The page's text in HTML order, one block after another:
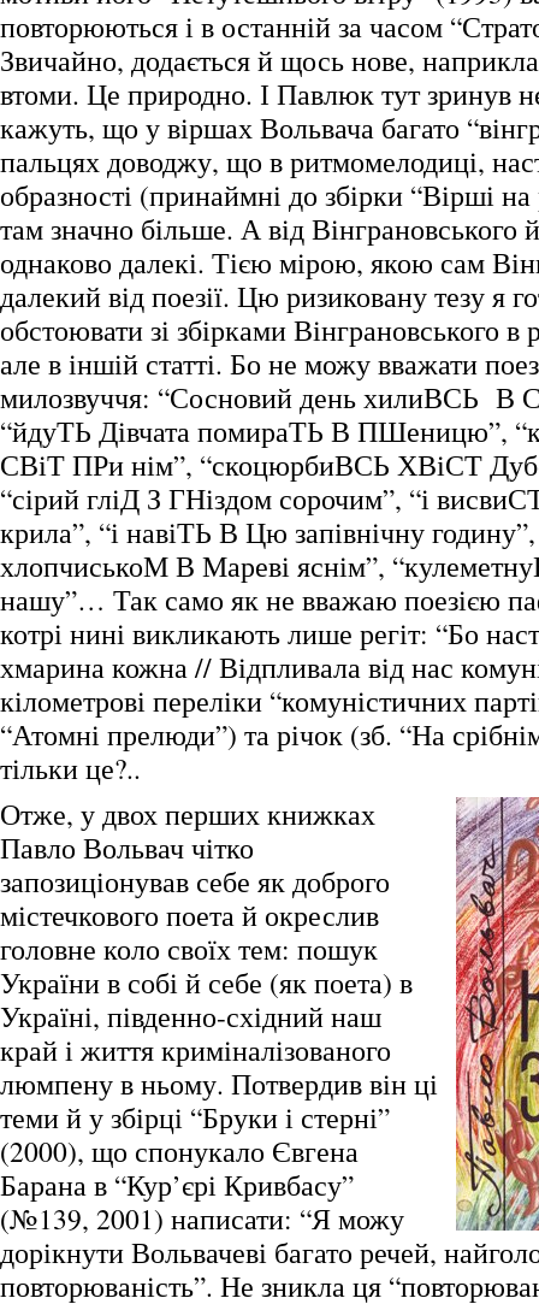
повторюються і в останній за часом
Звичайно, додається й щось нове,
втоми. Це природно. І Павлюк тут зринув
кажуть, що у віршах Вольвача багато
пальцях доводжу, що в ритмомелодиці,
образності (принаймні до збірки “Вірші
там значно більше. А від Вінграновського
однаково далекі. Тією мірою, якою сам
далекий від поезії. Цю ризиковану тезу я
обстоювати зі збірками Вінграновського
але в іншій статті. Бо не можу вважати
милозвуччя: “Сосновий день хилиВСЬ В
“йдуТЬ Дівчата помираТЬ В ПШеницю”,
СВіТ ПРи нім”, “скоцюрбиВСЬ ХВіСТ
“сірий гліД З ГНіздом сорочим”, “і
крила”, “і навіТЬ В Цю запівнічну
хлопчиськоМ В Мареві яснім”,
нашу”… Так само як не вважаю поезією
котрі нині викликають лише регіт: “Бо
хмарина кожна // Відпливала від нас
кілометрові переліки “комуністичних
“Атомні прелюди”) та річок (зб. “На
тільки це?..
Отже, у двох перших книжках
Павло Вольвач чітко
запозиціонував себе як доброго
містечкового поета й окреслив
головне коло своїх тем: пошук
України в собі й себе (як поета) в
Україні, південно-східний наш
край і життя криміналізованого
люмпену в ньому. Потвердив він ці
теми й у збірці “Бруки і стерні”
(2000), що спонукало Євгена
Барана в “Кур’єрі Кривбасу”
(№139, 2001) написати: “Я можу
дорікнути Вольвачеві багато речей,
повторюваність”. Не зникла ця